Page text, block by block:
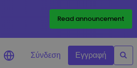
Read announcement
Σύνδεση Εγγραφή